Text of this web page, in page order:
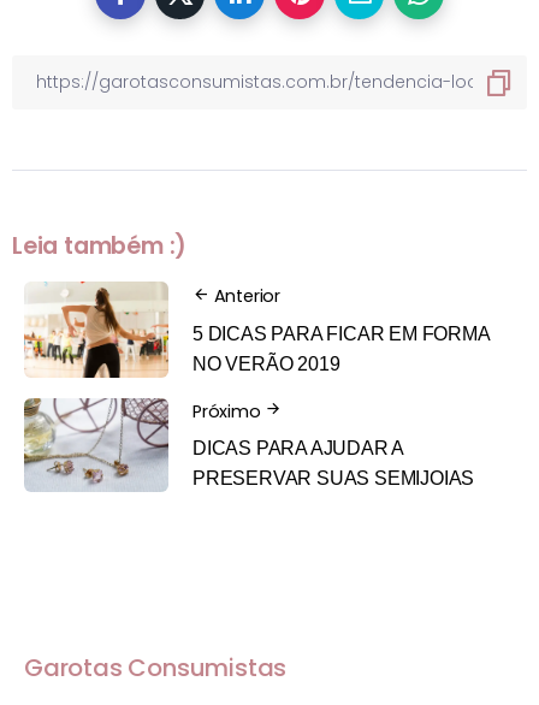
Leia também :)
Anterior
5 DICAS PARA FICAR EM FORMA
NO VERÃO 2019
Próximo
DICAS PARA AJUDAR A
PRESERVAR SUAS SEMIJOIAS
Garotas Consumistas